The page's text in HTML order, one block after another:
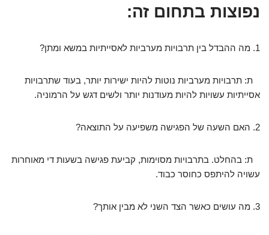
נפוצות בתחום זה:
1. מה ההבדל בין תרבויות מערביות לאסייתיות במשא ומתן?
ת: תרבויות מערביות נוטות להיות ישירות יותר, בעוד שתרבויות
אסייתיות עשויות להיות מעודנות יותר ולשים דגש על הרמוניה.
2. האם השעה של הפגישה משפיעה על התוצאה?
ת: בהחלט. בתרבויות מסוימות, קביעת פגישה בשעות די מאוחרות
עשויה להיתפס כחוסר כבוד.
3. מה עושים כאשר הצד השני לא מבין אותך?